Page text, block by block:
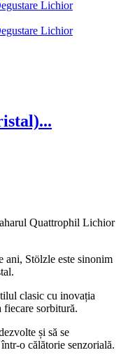
Quattrophil Lichior
ani, Stölzle este sinonim
clasic cu inovația
fiecare sorbitură.
și să se
o călătorie senzorială.